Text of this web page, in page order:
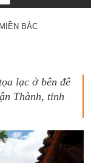
BẮC
lạc ở bên đê
Thành, tỉnh